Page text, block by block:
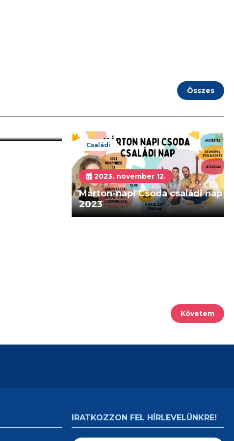
Összes
Családi
2023. november 12.
Márton-napi Csoda családi nap
2023
Követem
IRATKOZZON FEL HÍRLEVELÜNKRE!